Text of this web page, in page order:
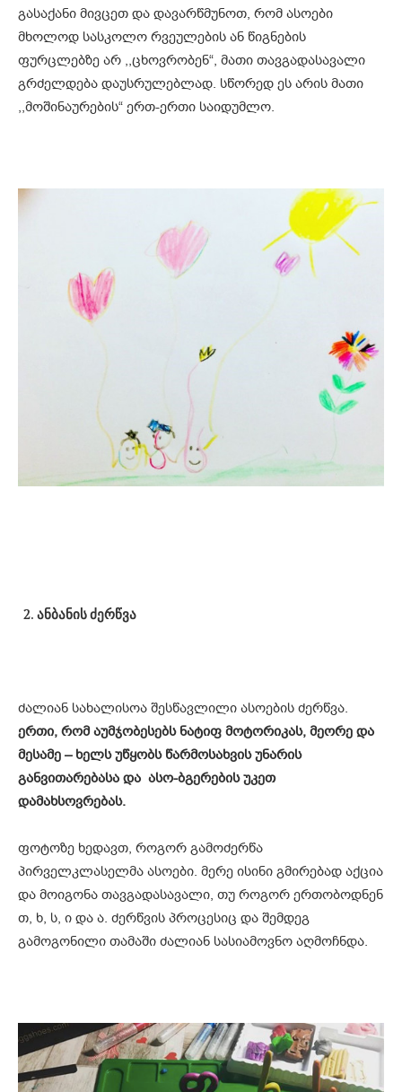
გასაქანი მივცეთ და დავარწმუნოთ, რომ ასოები
მხოლოდ სასკოლო რვეულების ან წიგნების
ფურცლებზე არ ,,ცხოვრობენ“, მათი თავგადასავალი
გრძელდება დაუსრულებლად. სწორედ ეს არის მათი
,,მოშინაურების“ ერთ-ერთი საიდუმლო.
ანბანის ძერწვა
ძალიან სახალისოა შესწავლილი ასოების ძერწვა.
ერთი, რომ აუმჯობესებს ნატიფ მოტორიკას, მეორე და
მესამე – ხელს უწყობს წარმოსახვის უნარის
განვითარებასა და ასო-ბგერების უკეთ
დამახსოვრებას.
ფოტოზე ხედავთ, როგორ გამოძერწა
პირველკლასელმა ასოები. მერე ისინი გმირებად აქცია
და მოიგონა თავგადასავალი, თუ როგორ ერთობოდნენ
თ, ხ, ს, ი და ა. ძერწვის პროცესიც და შემდეგ
გამოგონილი თამაში ძალიან სასიამოვნო აღმოჩნდა.